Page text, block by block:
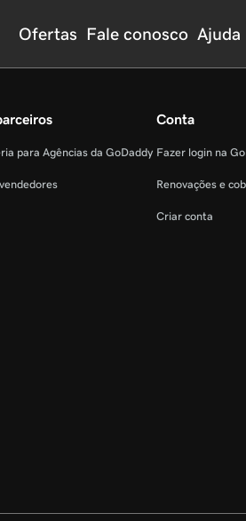
Ofertas Fale conosco Ajuda
para Agências da GoDaddy
Conta
Fazer login na
Renovações e
Criar conta